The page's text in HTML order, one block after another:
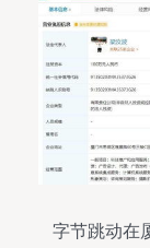
字节跳动在